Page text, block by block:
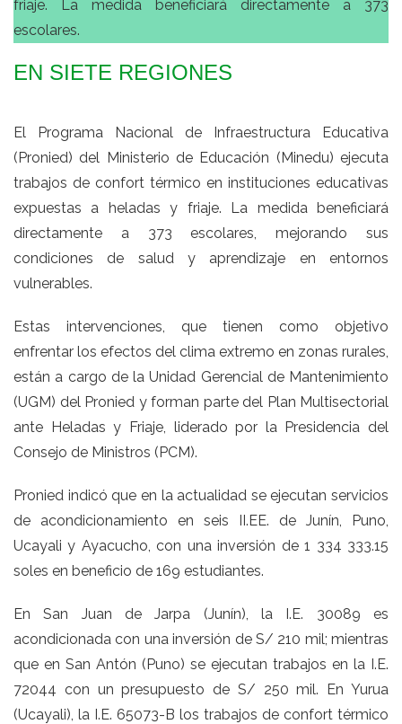
friaje. La medida beneficiará directamente a 373
escolares.
EN SIETE REGIONES
El Programa Nacional de Infraestructura Educativa
(Pronied) del Ministerio de Educación (Minedu) ejecuta
trabajos de confort térmico en instituciones educativas
expuestas a heladas y friaje. La medida beneficiará
directamente a 373 escolares, mejorando sus
condiciones de salud y aprendizaje en entornos
vulnerables.
Estas intervenciones, que tienen como objetivo
enfrentar los efectos del clima extremo en zonas rurales,
están a cargo de la Unidad Gerencial de Mantenimiento
(UGM) del Pronied y forman parte del Plan Multisectorial
ante Heladas y Friaje, liderado por la Presidencia del
Consejo de Ministros (PCM).
Pronied indicó que en la actualidad se ejecutan servicios
de acondicionamiento en seis II.EE. de Junín, Puno,
Ucayali y Ayacucho, con una inversión de 1 334 333.15
soles en beneficio de 169 estudiantes.
En San Juan de Jarpa (Junín), la I.E. 30089 es
acondicionada con una inversión de S/ 210 mil; mientras
que en San Antón (Puno) se ejecutan trabajos en la I.E.
72044 con un presupuesto de S/ 250 mil. En Yurua
(Ucayali), la I.E. 65073-B los trabajos de confort térmico